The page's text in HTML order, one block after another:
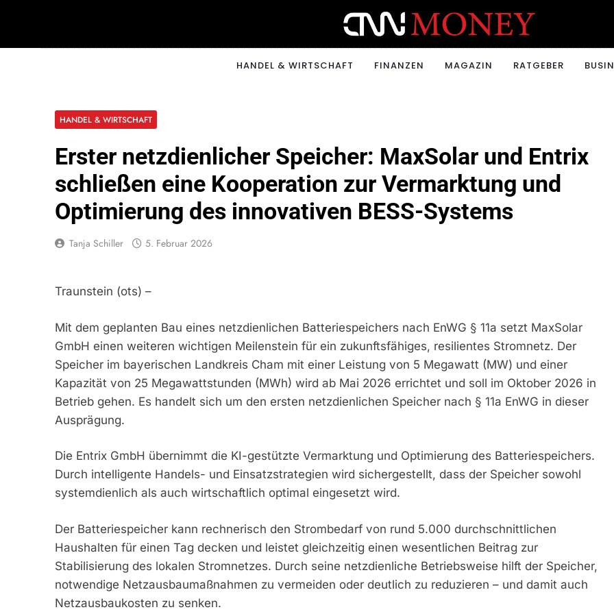
CNNMONEY.CH
HANDEL & WIRTSCHAFT FINANZEN MAGAZIN RATGEBER
HANDEL & WIRTSCHAFT
Erster netzdienlicher Speicher: MaxSolar und Entrix
schließen eine Kooperation zur Vermarktung und
Optimierung des innovativen BESS-Systems
Tanja Schiller 5. Februar 2026
Traunstein (ots) –
Mit dem geplanten Bau eines netzdienlichen Batteriespeichers nach EnWG § 11a setzt MaxSolar
GmbH einen weiteren wichtigen Meilenstein für ein zukunftsfähiges, resilientes Stromnetz. Der
Speicher im bayerischen Landkreis Cham mit einer Leistung von 5 Megawatt (MW) und einer
Kapazität von 25 Megawattstunden (MWh) wird ab Mai 2026 errichtet und soll im Oktober 2026 in
Betrieb gehen. Es handelt sich um den ersten netzdienlichen Speicher nach § 11a EnWG in dieser
Ausprägung.
Die Entrix GmbH übernimmt die KI-gestützte Vermarktung und Optimierung des Batteriespeichers.
Durch intelligente Handels- und Einsatzstrategien wird sichergestellt, dass der Speicher sowohl
systemdienlich als auch wirtschaftlich optimal eingesetzt wird.
Der Batteriespeicher kann rechnerisch den Strombedarf von rund 5.000 durchschnittlichen
Haushalten für einen Tag decken und leistet gleichzeitig einen wesentlichen Beitrag zur
Stabilisierung des lokalen Stromnetzes. Durch seine netzdienliche Betriebsweise hilft der Speicher,
notwendige Netzausbaumaßnahmen zu vermeiden oder deutlich zu reduzieren – und damit auch
Netzausbaukosten zu senken.